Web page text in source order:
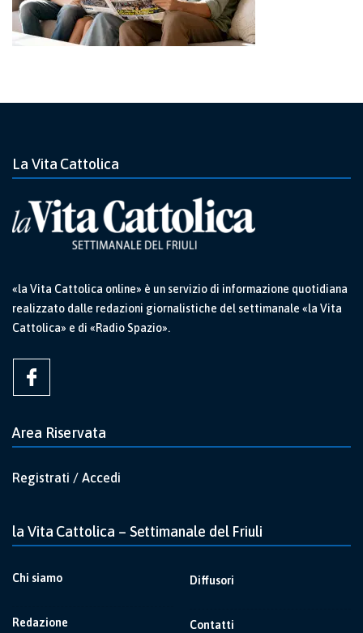
La Vita Cattolica
«la Vita Cattolica online» è un servizio di informazione quotidiana
realizzato dalle redazioni giornalistiche del settimanale «la Vita
Cattolica» e di «Radio Spazio».
Area Riservata
Registrati / Accedi
la Vita Cattolica – Settimanale del Friuli
Chi siamo
Redazione
Diffusori
Contatti